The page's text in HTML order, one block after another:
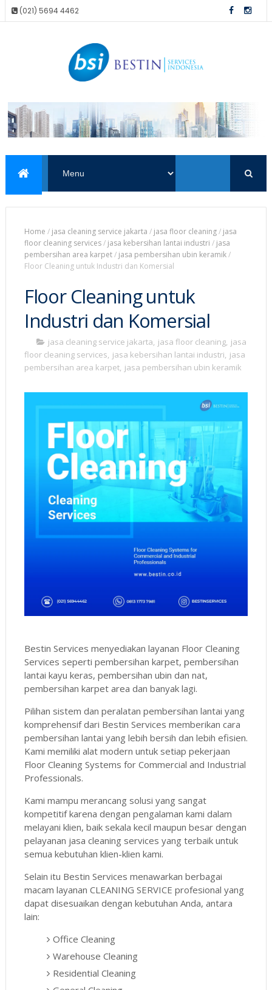
(021) 5694 4462
Home / jasa cleaning service jakarta / jasa floor cleaning/ jasa
floor cleaning services/ jasa kebersihan lantai industri / jasa
pembersihan area karpet/ jasa pembersihan ubin keramik/
Floor Cleaning untuk Industri dan Komersial
Floor Cleaning untuk
Industri dan Komersial
jasa cleaning service jakarta, jasa floor cleaning, jasa
floor cleaning services, jasa kebersihan lantai industri, jasa
pembersihan area karpet, jasa pembersihan ubin keramik
Bestin Services menyediakan layanan Floor Cleaning
Services seperti pembersihan karpet, pembersihan
lantai kayu keras, pembersihan ubin dan nat,
pembersihan karpet area dan banyak lagi.
Pilihan sistem dan peralatan pembersihan lantai yang
komprehensif dari Bestin Services memberikan cara
pembersihan lantai yang lebih bersih dan lebih efisien.
Kami memiliki alat modern untuk setiap pekerjaan
Floor Cleaning Systems for Commercial and Industrial
Professionals.
Kami mampu merancang solusi yang sangat
kompetitif karena dengan pengalaman kami dalam
melayani klien, baik sekala kecil maupun besar dengan
pelayanan jasa cleaning services yang terbaik untuk
semua kebutuhan klien-klien kami.
Selain itu Bestin Services menawarkan berbagai
macam layanan CLEANING SERVICE profesional yang
dapat disesuaikan dengan kebutuhan Anda, antara
lain:
Office Cleaning
Warehouse Cleaning
Residential Cleaning